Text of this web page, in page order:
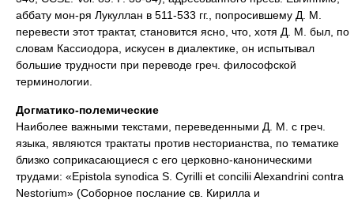
аббату мон-ря Лукуллан в 511-533 гг., попросившему Д. М.
перевести этот трактат, становится ясно, что, хотя Д. М. был, по
словам Кассиодора, искусен в диалектике, он испытывал
большие трудности при переводе греч. философской
терминологии.
Догматико-полемические
Наиболее важными текстами, переведенными Д. М. с греч.
языка, являются трактаты против несторианства, по тематике
близко соприкасающиеся с его церковно-каноническими
трудами: «Epistola synodica S. Cyrilli et concilii Alexandrini contra
Nestorium» (Соборное послание св. Кирилла и